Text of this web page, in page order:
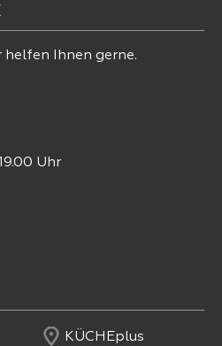
helfen Ihnen gerne.
Uhr
KÜCHEplus